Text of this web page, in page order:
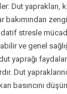
Dut yaprakları,
bakımından
stresle
ve genel
yaprağı
Dut
basıncını